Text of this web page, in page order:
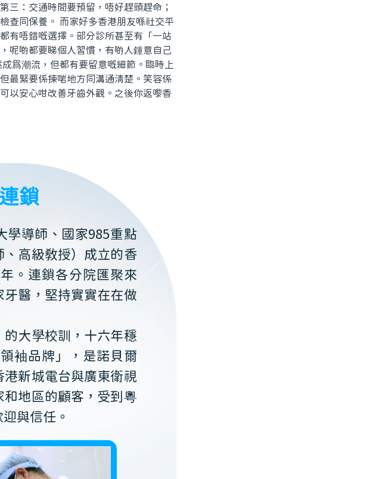
三：交通時間要預留，唔好趕頭趕命；
查同保養。 而家好多香港朋友喺社交平
有唔錯嘅選擇。部分診所甚至有「一站
呢啲都要睇個人習慣，有啲人鍾意自己
為潮流，但都有要留意嘅細節。臨時上
最緊要係揀啱地方同溝通清楚。笑容係
以安心咁改善牙齒外觀。之後你返嚟香
鎖
學導師、國家985重點
高級教授）成立的香
。連鎖各分院匯聚來
醫，堅持實實在在做
大學校訓，十六年穩
袖品牌」，是諾貝爾
新城電台與廣東衛視
地區的顧客，受到粵
與信任。